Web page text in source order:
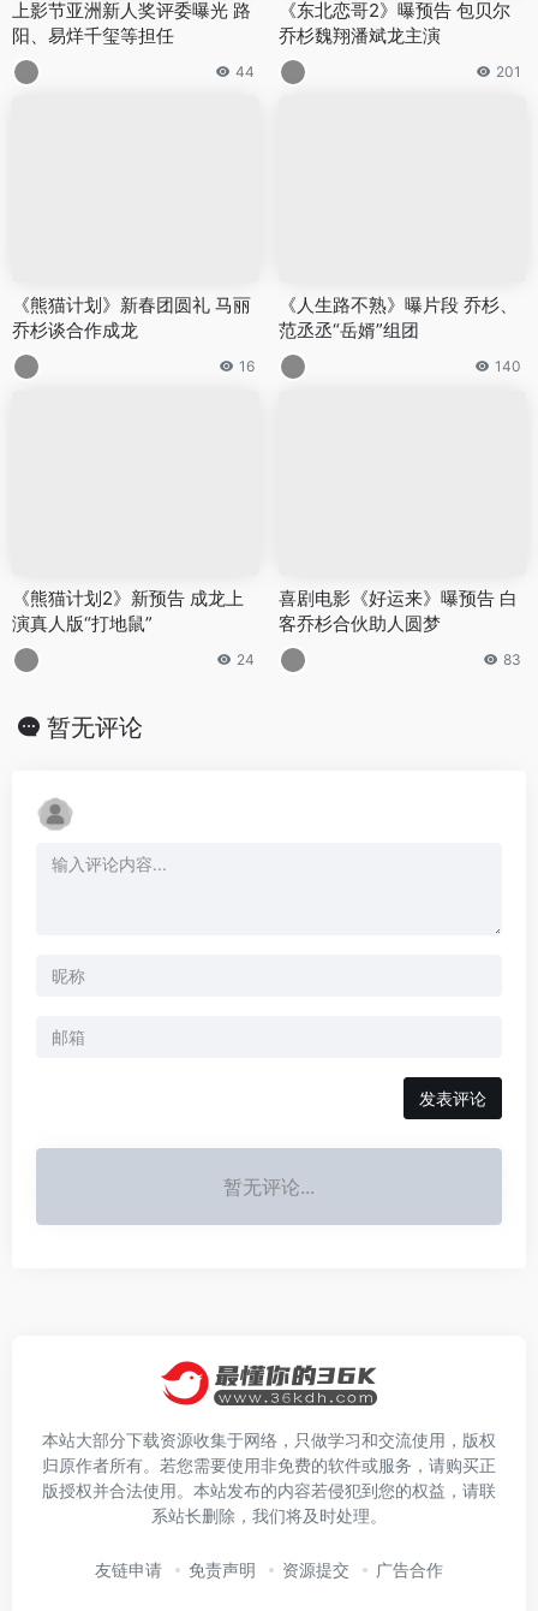
上影节亚洲新人奖评委曝光 路
阳、易烊千玺等担任
44
《东北恋哥2》曝预告 包贝尔
乔杉魏翔潘斌龙主演
201
《熊猫计划》新春团圆礼 马丽
乔杉谈合作成龙
16
《人生路不熟》曝片段 乔杉、
范丞丞“岳婿”组团
140
《熊猫计划2》新预告 成龙上
演真人版“打地鼠”
24
喜剧电影《好运来》曝预告 白
客乔杉合伙助人圆梦
83
暂无评论
发表评论
暂无评论...
本站大部分下载资源收集于网络，只做学习和交流使用，版权
归原作者所有。若您需要使用非免费的软件或服务，请购买正
版授权并合法使用。本站发布的内容若侵犯到您的权益，请联
系站长删除，我们将及时处理。
友链申请 免责声明 资源提交 广告合作